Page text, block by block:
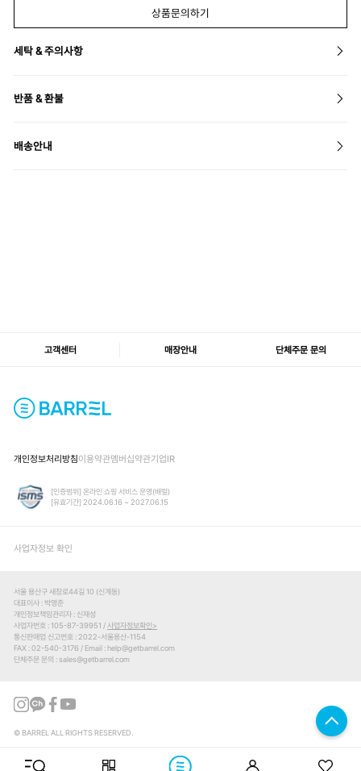
상품문의하기
세탁 & 주의사항
반품 & 환불
배송안내
고객센터 매장안내 단체주문 문의
개인정보처리방침이용약관멤버십약관기업IR
[인증범위] 온라인 쇼핑 서비스 운영(배럴)
[유효기간] 2024.06.16 ~ 2027.06.15
사업자정보 확인
서울 용산구 새창로44길 10 (신계동)
대표이사
박영준
개인정보책임관리자
신재성
사업자번호 105-87-39951 /사업자정보확인
통신판매업 신고번호
2022-서울용산-1154
FAX 02-540-3176 Email
help@getbarrel.com
단체주문 문의
sales@getbarrel.com
© BARREL ALL RIGHTS RESERVED.